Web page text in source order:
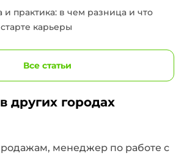
и практика: в чем разница и что
карьеры
Все статьи
других городах
менеджер по работе с